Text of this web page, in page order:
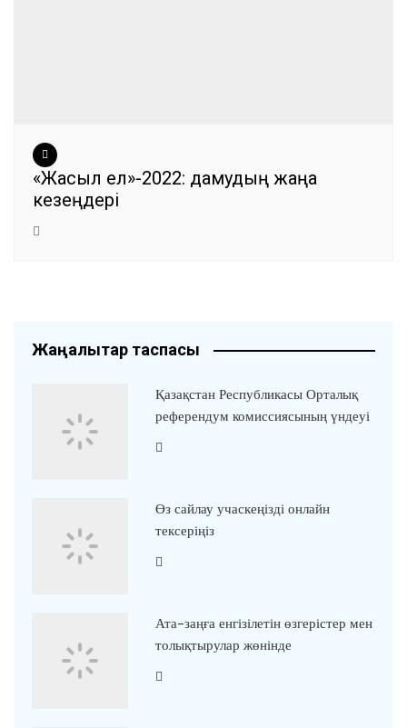
«Жасыл ел»-2022: дамудың жаңа
кезеңдері
Жаңалықтар таспасы
Қазақстан Республикасы Орталық
референдум комиссиясының үндеуі
Өз сайлау учаскеңізді онлайн
тексеріңіз
Ата-заңға енгізілетін өзгерістер мен
толықтырулар жөнінде